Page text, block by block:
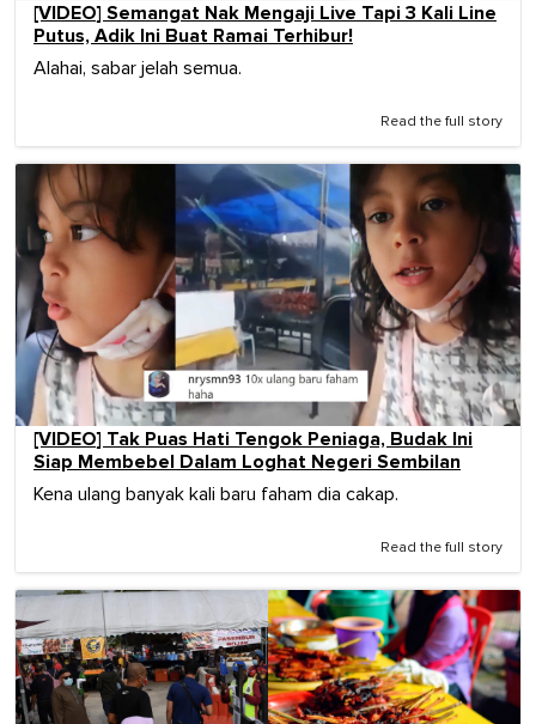
[VIDEO] Semangat Nak Mengaji Live Tapi 3 Kali Line
Putus, Adik Ini Buat Ramai Terhibur!
Alahai, sabar jelah semua.
Read the full story
[VIDEO] Tak Puas Hati Tengok Peniaga, Budak Ini
Siap Membebel Dalam Loghat Negeri Sembilan
Kena ulang banyak kali baru faham dia cakap.
Read the full story